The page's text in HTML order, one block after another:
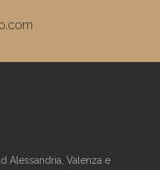
Alessandria, Valenza e